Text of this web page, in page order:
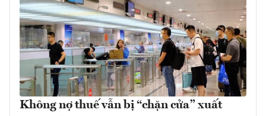
Không nợ thuế vẫn bị “chặn cửa” xuất